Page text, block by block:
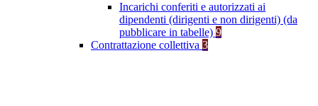
Incarichi conferiti e autorizzati ai
dipendenti (dirigenti e non dirigenti) (da
pubblicare in tabelle) 9
Contrattazione collettiva 3